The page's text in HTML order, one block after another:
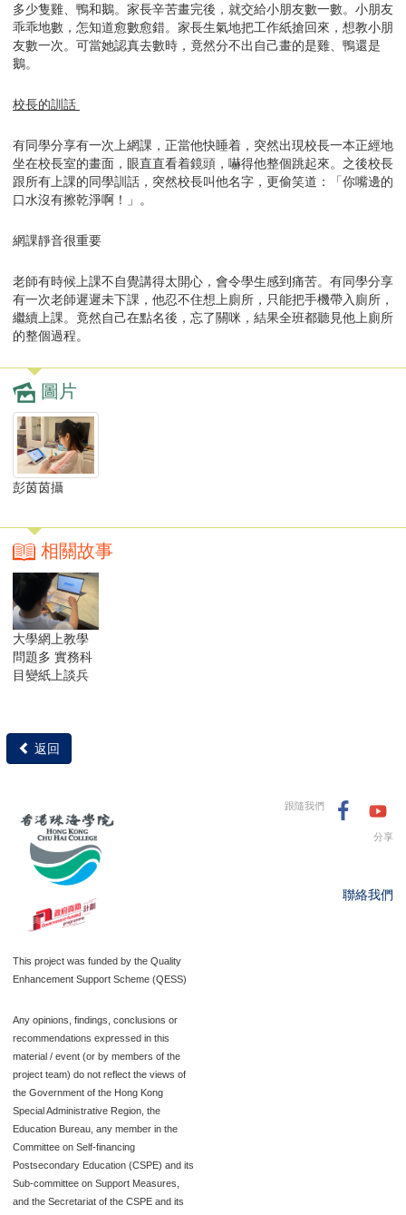
多少隻雞、鴨和鵝。家長辛苦畫完後，就交給小朋友數一數。小朋友
乖乖地數，怎知道愈數愈錯。家長生氣地把工作紙搶回來，想教小朋
友數一次。可當她認真去數時，竟然分不出自己畫的是雞、鴨還是
鵝。
校長的訓話
有同學分享有一次上網課，正當他快睡着，突然出現校長一本正經地
坐在校長室的畫面，眼直直看着鏡頭，嚇得他整個跳起來。之後校長
跟所有上課的同學訓話，突然校長叫他名字，更偷笑道：「你嘴邊的
口水沒有擦乾淨啊！」。
網課靜音很重要
老師有時候上課不自覺講得太開心，會令學生感到痛苦。有同學分享
有一次老師遲遲未下課，他忍不住想上廁所，只能把手機帶入廁所，
繼續上課。竟然自己在點名後，忘了關咪，結果全班都聽見他上廁所
的整個過程。
圖片
彭茵茵攝
相關故事
大學網上教學
問題多 實務科
目變紙上談兵
返回
This project was funded by the Quality
Enhancement Support Scheme (QESS)
Any opinions, findings, conclusions or
recommendations expressed in this
material / event (or by members of the
project team) do not reflect the views of
the Government of the Hong Kong
Special Administrative Region, the
Education Bureau, any member in the
Committee on Self-financing
Postsecondary Education (CSPE) and its
Sub-committee on Support Measures,
and the Secretariat of the CSPE and its
跟隨我們
分享
聯絡我們